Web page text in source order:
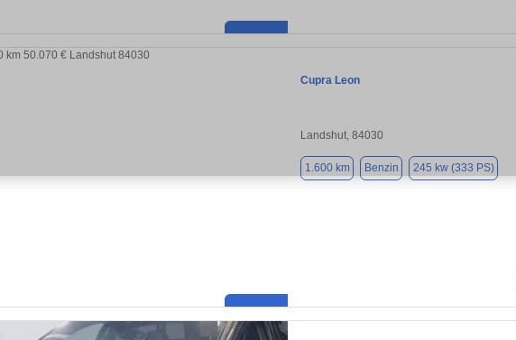
Cupra Leon
Landshut, 84030
1.600 km Benzin 245 kw (333 PS)